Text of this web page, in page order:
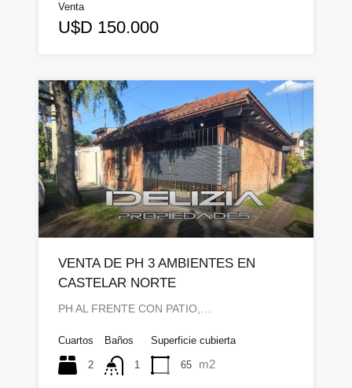
Venta
U$D 150.000
VENTA DE PH 3 AMBIENTES EN
CASTELAR NORTE
PH AL FRENTE CON PATIO,…
Cuartos
2
Baños
1
Superficie cubierta
65 m2